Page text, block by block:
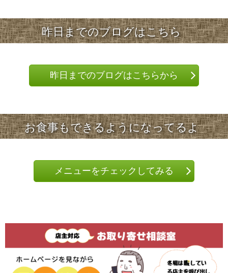
昨日までのブログはこちら
昨日までのブログはこちらから
お食事もできるようになってるよ
メニューをチェックしてみる